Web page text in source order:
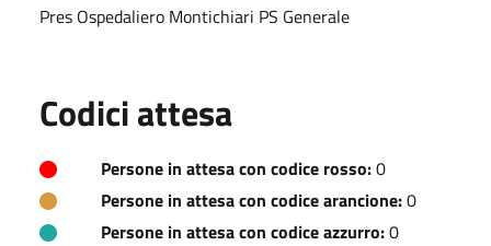
Pres Ospedaliero Montichiari PS Generale
Codici attesa
Persone in attesa con codice rosso:0
Persone in attesa con codice arancione:0
Persone in attesa con codice azzurro:0